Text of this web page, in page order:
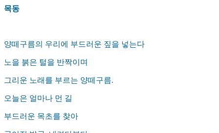
목동
양떼구름의 우리에 부드러운 짚을 넣는다
노을 붉은 털을 반짝이며
그리운 노래를 부르는 양떼구름.
오늘은 얼마나 먼 길
부드러운 목초를 찾아